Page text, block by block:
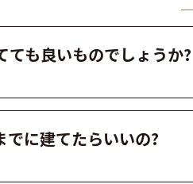
ても良いものでしょうか?
でに建てたらいいの?